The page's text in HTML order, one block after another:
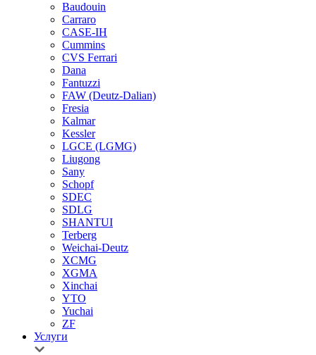
Baudouin
Carraro
CASE-IH
Cummins
CVS Ferrari
Dana
Fantuzzi
FAW (Deutz-Dalian)
Fresia
Kalmar
Kessler
LGCE (LGMG)
Liugong
Sany
Schopf
SDEC
SDLG
SHANTUI
Terberg
Weichai-Deutz
XCMG
XGMA
Xinchai
YTO
Yuchai
ZF
Услуги